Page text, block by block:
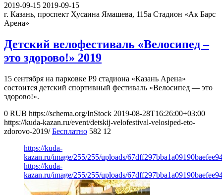
2019-09-15 2019-09-15
г. Казань, проспект Хусаина Ямашева, 115а Стадион «Ак Барс
Арена»
Детский велофестиваль «Велосипед –
это здорово!» 2019
15 сентября на парковке P9 стадиона «Казань Арена»
состоится детский спортивный фестиваль «Велосипед — это
здорово!».
0 RUB https://schema.org/InStock 2019-08-28T16:26:00+03:00
https://kuda-kazan.ru/event/detskij-velofestival-velosiped-eto-
zdorovo-2019/ Бесплатно 582 12
https://kuda-
kazan.ru/image/255/255/uploads/
https://kuda-
kazan.ru/image/255/255/uploads/